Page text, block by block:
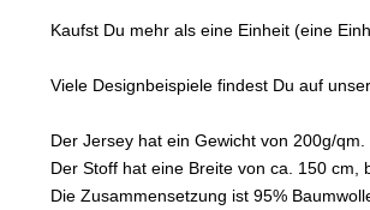
Kaufst Du mehr als eine Einheit (eine
Viele Designbeispiele findest Du auf
Der Jersey hat ein Gewicht von 200g/qm.
Der Stoff hat eine Breite von ca. 150 cm,
Die Zusammensetzung ist 95%